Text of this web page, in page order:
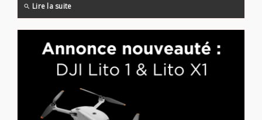
search Lire la suite